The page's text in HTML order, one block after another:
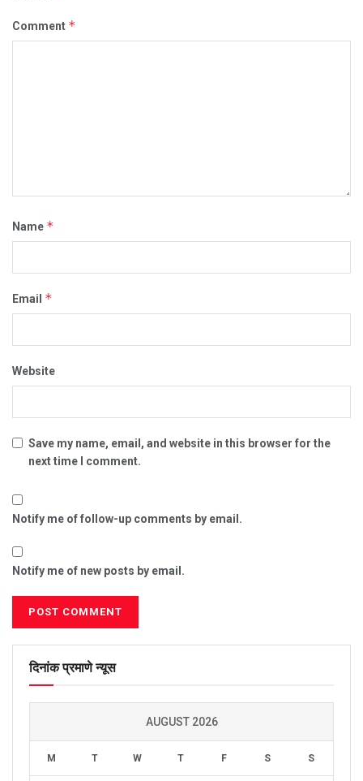
Comment *
Name *
Email *
Website
Save my name, email, and website in this browser for the
next time I comment.
Notify me of follow-up comments by email.
Notify me of new posts by email.
दिनांक प्रमाणे न्यूस
AUGUST 2026
M T W T F S S